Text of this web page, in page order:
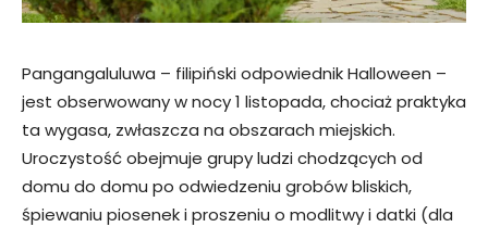
Pangangaluluwa – filipiński odpowiednik Halloween –
jest obserwowany w nocy 1 listopada, chociaż praktyka
ta wygasa, zwłaszcza na obszarach miejskich.
Uroczystość obejmuje grupy ludzi chodzących od
domu do domu po odwiedzeniu grobów bliskich,
śpiewaniu piosenek i proszeniu o modlitwy i datki (dla